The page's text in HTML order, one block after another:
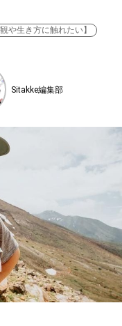
や生き方に触れたい】
Sitakke編集部